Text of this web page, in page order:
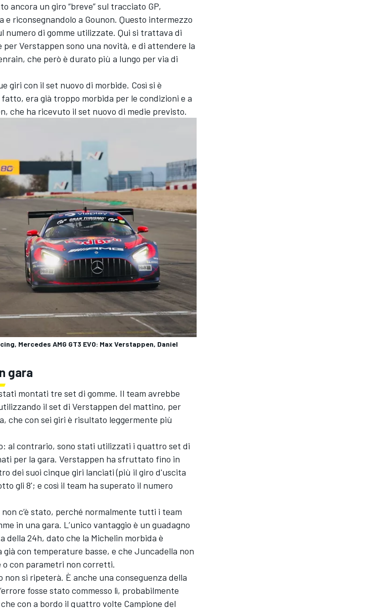
ancora un giro “breve” sul tracciato GP,
riconsegnandolo a Gounon. Questo intermezzo
numero di gomme utilizzate. Qui si trattava di
Verstappen sono una novità, e di attendere la
che però è durato più a lungo per via di
giri con il set nuovo di morbide. Così si è
era già troppo morbida per le condizioni e a
che ha ricevuto il set nuovo di medie previsto.
Mercedes AMG GT3 EVO: Max Verstappen, Daniel
gara
montati tre set di gomme. Il team avrebbe
il set di Verstappen del mattino, per
che con sei giri è risultato leggermente più
al contrario, sono stati utilizzati i quattro set di
per la gara. Verstappen ha sfruttato fino in
dei suoi cinque giri lanciati (più il giro d'uscita
gli 8'; e così il team ha superato il numero
c’è stato, perché normalmente tutti i team
in una gara. L’unico vantaggio è un guadagno
della 24h, dato che la Michelin morbida è
con temperature basse, e che Juncadella non
con parametri non corretti.
si ripeterà. È anche una conseguenza della
fosse stato commesso lì, probabilmente
con a bordo il quattro volte Campione del